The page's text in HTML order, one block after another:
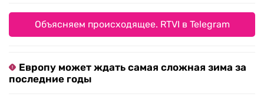
Объясняем происходящее. RTVI в Telegram
Европу может ждать самая сложная зима за
последние годы